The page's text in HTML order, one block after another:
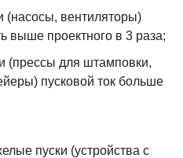
(насосы, вентиляторы)
выше проектного в 3 раза;
(прессы для штамповки,
пусковой ток больше
пуски (устройства с